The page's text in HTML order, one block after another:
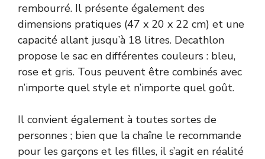
rembourré. Il présente également des
dimensions pratiques (47 x 20 x 22 cm) et une
capacité allant jusqu’à 18 litres. Decathlon
propose le sac en différentes couleurs : bleu,
rose et gris. Tous peuvent être combinés avec
n’importe quel style et n’importe quel goût.
Il convient également à toutes sortes de
personnes ; bien que la chaîne le recommande
pour les garçons et les filles, il s’agit en réalité